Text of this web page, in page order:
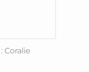
Coralie